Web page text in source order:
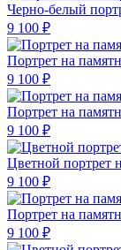
Черно-белый
9 100 ₽
Портрет на
9 100 ₽
Портрет на
9 100 ₽
Цветной портрет
9 100 ₽
Портрет на
9 100 ₽